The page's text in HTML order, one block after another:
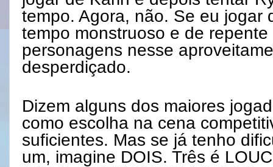
tempo. Agora, não. Se eu jogar
tempo monstruoso e de
personagens nesse
desperdiçado.
Dizem alguns dos maiores
como escolha na cena
suficientes. Mas se já tenho
um, imagine DOIS. Três é